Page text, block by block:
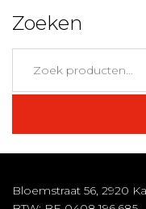
Zoeken
naar:
Bloemstraat 56, 2920